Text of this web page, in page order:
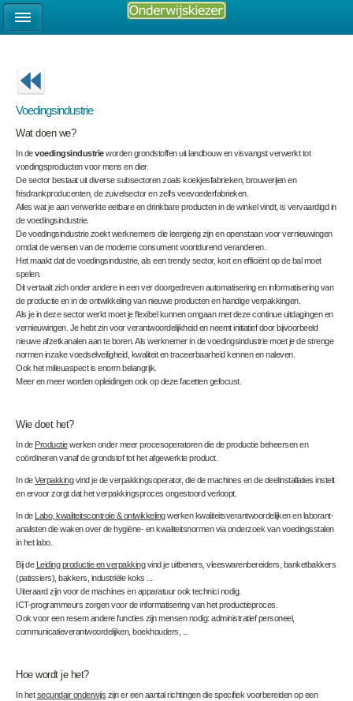
Voedingsindustrie
Wat doen we?
In devoedingsindustrieworden grondstoffen uit landbouw en visvangst verwerkt tot
voedingsproducten voor mens en dier.
De sector bestaat uit diverse subsectoren zoals koekjesfabrieken, brouwerijen en
frisdrankproducenten, de zuivelsector en zelfs veevoederfabrieken.
Alles wat je aan verwerkte eetbare en drinkbare producten in de winkel vindt, is vervaardigd in
de voedingsindustrie.
De voedingsindustrie zoekt werknemers die leergierig zijn en openstaan voor vernieuwingen
omdat de wensen van de moderne consument voortdurend veranderen.
Het maakt dat de voedingsindustrie, als een trendy sector, kort en efficiënt op de bal moet
spelen.
Dit vertaalt zich onder andere in een ver doorgedreven automatisering en informatisering van
de productie en in de ontwikkeling van nieuwe producten en handige verpakkingen.
Als je in deze sector werkt moet je flexibel kunnen omgaan met deze continue uitdagingen en
vernieuwingen. Je hebt zin voor verantwoordelijkheid en neemt initiatief door bijvoorbeeld
nieuwe afzetkanalen aan te boren. Als werknemer in de voedingsindustrie moet je de strenge
normen inzake voedselveiligheid, kwaliteit en traceerbaarheid kennen en naleven.
Ook het milieuaspect is enorm belangrijk.
Meer en meer worden opleidingen ook op deze facetten gefocust.
Wie doet het?
In de Productiewerken onder meer procesoperatoren die de productie beheersen en
coördineren vanaf de grondstof tot het afgewerkte product.
In deVerpakkingvind je de verpakkingsoperator, die de machines en de deelinstallaties instelt
en ervoor zorgt dat het verpakkingsproces ongestoord verloopt.
In de Labo, kwaliteitscontrole & ontwikkelingwerken kwaliteitsverantwoordelijken en laborant-
analisten die waken over de hygiëne- en kwaliteitsnormen via onderzoek van voedingsstalen
in het labo.
Bij de Leiding productie en verpakkingvind je uitbeners, vleeswarenbereiders, banketbakkers
(patissiers), bakkers, industriële koks ...
Uiteraard zijn voor de machines en apparatuur ook technici nodig.
ICT-programmeurs zorgen voor de informatisering van het productieproces.
Ook voor een resem andere functies zijn mensen nodig: administratief personeel,
communicatieverantwoordelijken, boekhouders, ...
Hoe wordt je het?
In hetsecundair onderwijs zijn er een aantal richtingen die specifiek voorbereiden op een